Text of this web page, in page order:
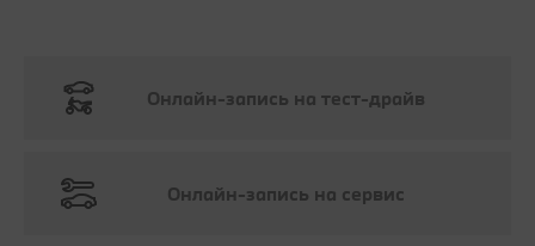
Онлайн-запись на тест-драйв
Онлайн-запись на сервис